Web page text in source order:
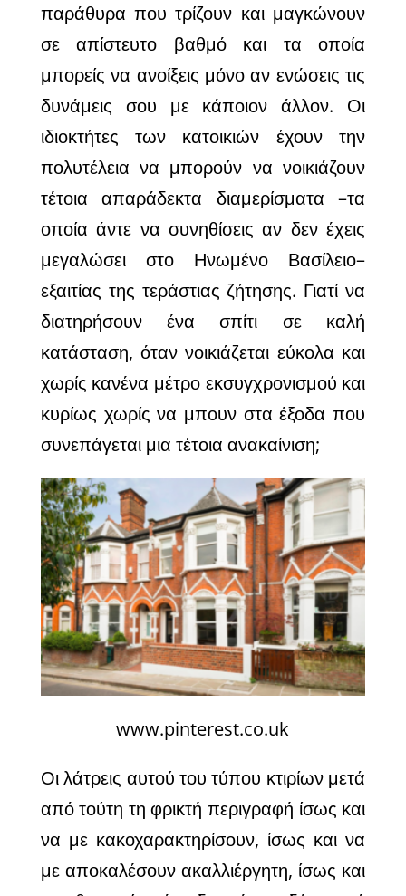
παράθυρα που τρίζουν και μαγκώνουν
σε απίστευτο βαθμό και τα οποία
μπορείς να ανοίξεις μόνο αν ενώσεις τις
δυνάμεις σου με κάποιον άλλον. Οι
ιδιοκτήτες των κατοικιών έχουν την
πολυτέλεια να μπορούν να νοικιάζουν
τέτοια απαράδεκτα διαμερίσματα –τα
οποία άντε να συνηθίσεις αν δεν έχεις
μεγαλώσει στο Ηνωμένο Βασίλειο–
εξαιτίας της τεράστιας ζήτησης. Γιατί να
διατηρήσουν ένα σπίτι σε καλή
κατάσταση, όταν νοικιάζεται εύκολα και
χωρίς κανένα μέτρο εκσυγχρονισμού και
κυρίως χωρίς να μπουν στα έξοδα που
συνεπάγεται μια τέτοια ανακαίνιση;
www.pinterest.co.uk
Οι λάτρεις αυτού του τύπου κτιρίων μετά
από τούτη τη φρικτή περιγραφή ίσως και
να με κακοχαρακτηρίσουν, ίσως και να
με αποκαλέσουν ακαλλιέργητη, ίσως και